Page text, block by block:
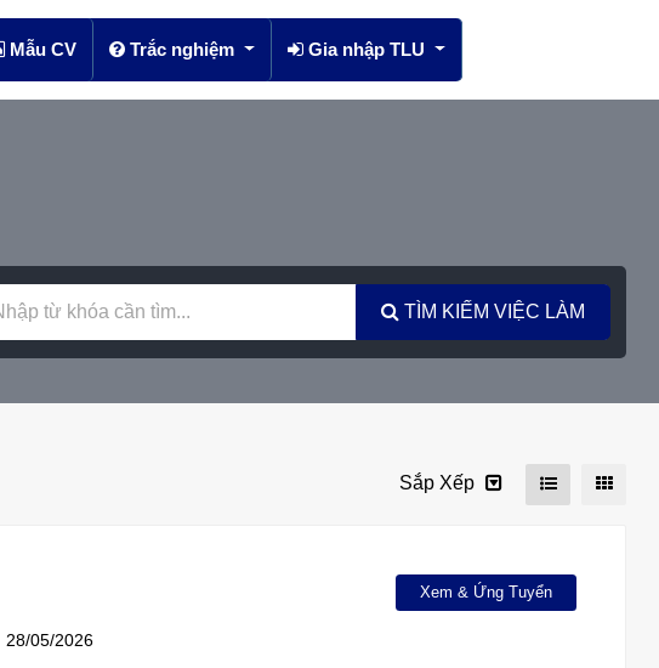
Mẫu CV Trắc nghiệm Gia nhập TLU
TÌM KIẾM VIỆC LÀM
Sắp Xếp
28/05/2026
Xem & Ứng Tuyển